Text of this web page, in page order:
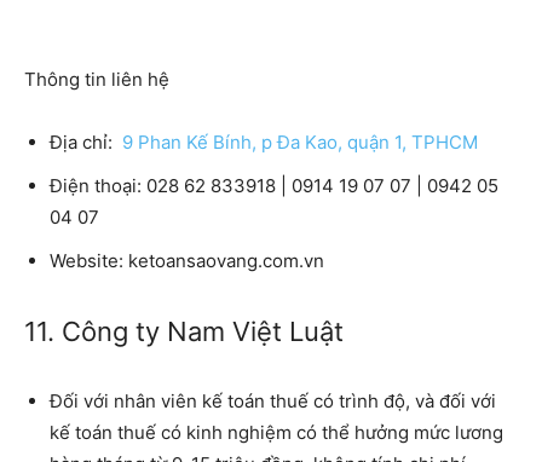
Thông tin liên hệ
Địa chỉ: 9 Phan Kế Bính, p Đa Kao, quận 1, TPHCM
Điện thoại: 028 62 833918 | 0914 19 07 07 | 0942 05
04 07
Website: ketoansaovang.com.vn
11. Công ty Nam Việt Luật
Đối với nhân viên kế toán thuế có trình độ, và đối với
kế toán thuế có kinh nghiệm có thể hưởng mức lương